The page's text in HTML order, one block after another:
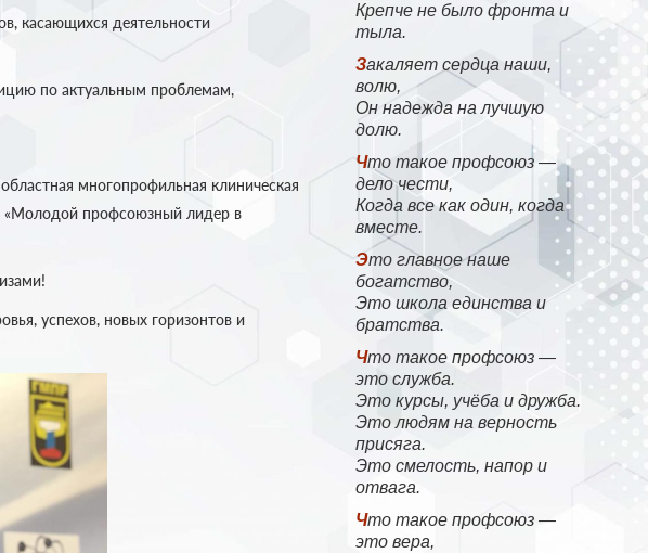
Крепче не было фронта и
тыла.
Закаляет сердца наши,
волю,
Он надежда на лучшую
долю.
Что такое профсоюз —
дело чести,
Когда все как один, когда
вместе.
Это главное наше
богатство,
Это школа единства и
братства.
Что такое профсоюз —
это служба.
Это курсы, учёба и дружба.
Это людям на верность
присяга.
Это смелость, напор и
отвага.
Что такое профсоюз —
это вера,
касающихся деятельности
по актуальным проблемам,
многопрофильная клиническая
«Молодой профсоюзный лидер в
успехов, новых горизонтов и